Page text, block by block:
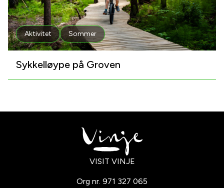
Aktivitet Sommer
Sykkelløype på Groven
VISIT VINJE
Org nr. 971 327 065